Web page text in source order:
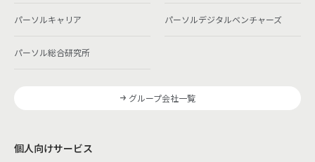
パーソルキャリア パーソルデジタルベンチャーズ
パーソル総合研究所
グループ会社一覧
個人向けサービス